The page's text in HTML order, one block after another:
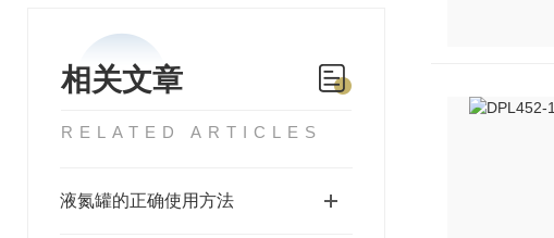
相关文章
RELATED ARTICLES
液氮罐的正确使用方法